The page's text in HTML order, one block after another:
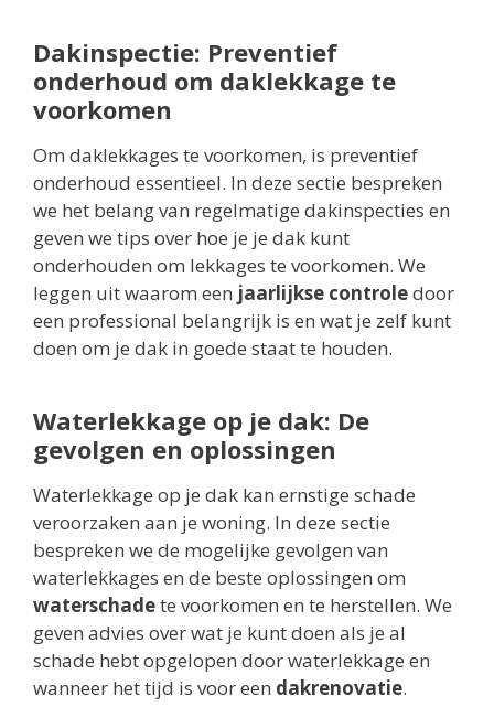
Dakinspectie: Preventief
onderhoud om daklekkage te
voorkomen
Om daklekkages te voorkomen, is preventief
onderhoud essentieel. In deze sectie bespreken
we het belang van regelmatige dakinspecties en
geven we tips over hoe je je dak kunt
onderhouden om lekkages te voorkomen. We
leggen uit waarom een jaarlijkse controledoor
een professional belangrijk is en wat je zelf kunt
doen om je dak in goede staat te houden.
Waterlekkage op je dak: De
gevolgen en oplossingen
Waterlekkage op je dak kan ernstige schade
veroorzaken aan je woning. In deze sectie
bespreken we de mogelijke gevolgen van
waterlekkages en de beste oplossingen om
waterschadete voorkomen en te herstellen. We
geven advies over wat je kunt doen als je al
schade hebt opgelopen door waterlekkage en
wanneer het tijd is voor een dakrenovatie.